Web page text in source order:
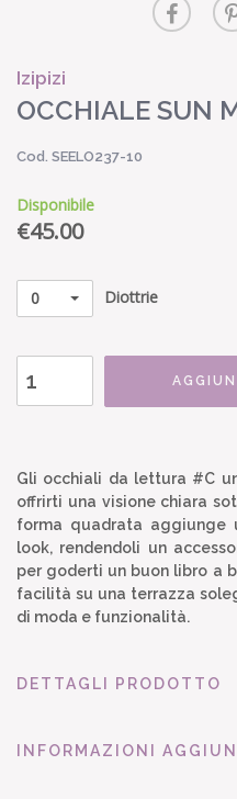
Izipizi
OCCHIALE SUN
Cod. SEELO237-10
Disponibile
€45.00
0 Diottrie
Gli occhiali da lettura #C
offrirti una visione chiara
forma quadrata aggiunge
look, rendendoli un
per goderti un buon libro a
facilità su una terrazza
di moda e funzionalità.
DETTAGLI PRODOTTO
INFORMAZIONI